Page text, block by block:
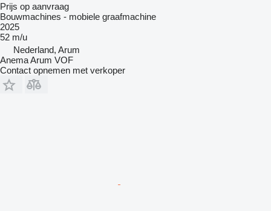
Prijs op aanvraag
Bouwmachines - mobiele graafmachine
2025
52 m/u
Nederland, Arum
Anema Arum VOF
Contact opnemen met verkoper